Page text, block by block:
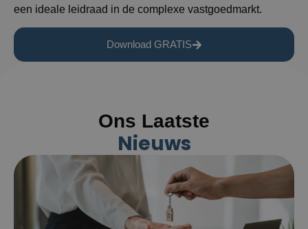
een ideale leidraad in de complexe vastgoedmarkt.
Download GRATIS
Ons Laatste
Nieuws